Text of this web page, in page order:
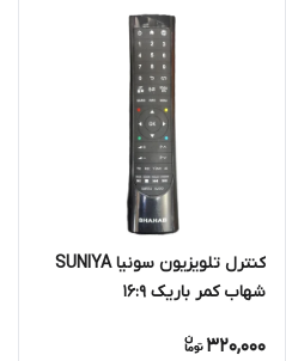
کنترل تلویزیون سونیا SUNIYA
شهاب کمر باریک 16:9
320,000